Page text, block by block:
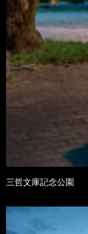
三哲文庫記念公園